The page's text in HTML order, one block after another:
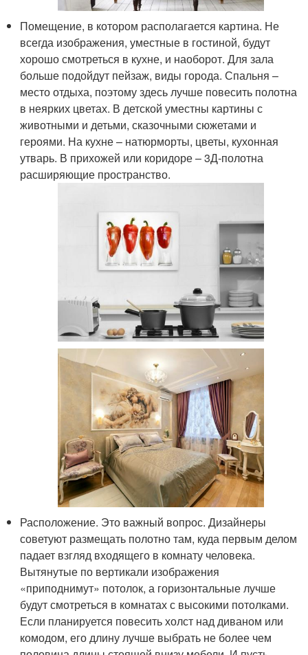
Помещение, в котором располагается картина. Не
всегда изображения, уместные в гостиной, будут
хорошо смотреться в кухне, и наоборот. Для зала
больше подойдут пейзаж, виды города. Спальня –
место отдыха, поэтому здесь лучше повесить полотна
в неярких цветах. В детской уместны картины с
животными и детьми, сказочными сюжетами и
героями. На кухне – натюрморты, цветы, кухонная
утварь. В прихожей или коридоре – 3Д-полотна
расширяющие пространство.
Расположение. Это важный вопрос. Дизайнеры
советуют размещать полотно там, куда первым делом
падает взгляд входящего в комнату человека.
Вытянутые по вертикали изображения
«приподнимут» потолок, а горизонтальные лучше
будут смотреться в комнатах с высокими потолками.
Если планируется повесить холст над диваном или
комодом, его длину лучше выбрать не более чем